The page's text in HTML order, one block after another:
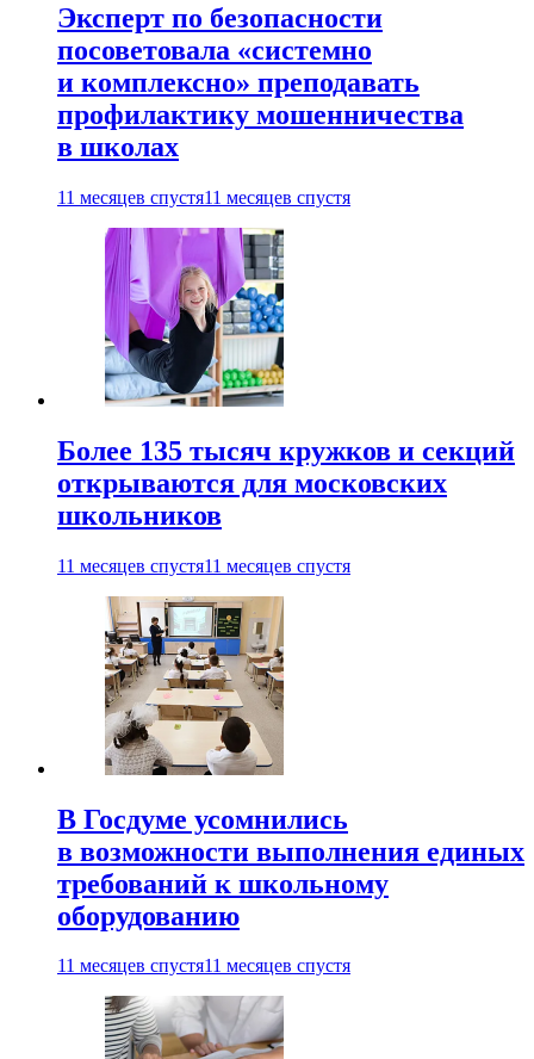
Эксперт по безопасности
посоветовала «системно
и комплексно» преподавать
профилактику мошенничества
в школах
11 месяцев спустя11 месяцев спустя
Более 135 тысяч кружков и секций
открываются для московских
школьников
11 месяцев спустя11 месяцев спустя
В Госдуме усомнились
в возможности выполнения единых
требований к школьному
оборудованию
11 месяцев спустя11 месяцев спустя